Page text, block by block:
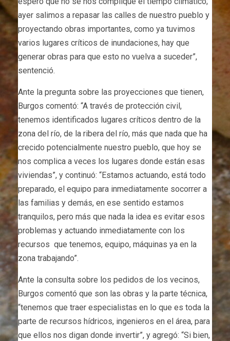
ayer salimos a repasar las calles de nuestro pueblo y
proyectando obras importantes, como ya tuvimos
varios lugares críticos de inundaciones, hay que
generar obras para que esto no vuelva a suceder”,
sentenció.
Ante la pregunta sobre las proyecciones que tienen,
Burgos comentó: “A través de protección civil,
tenemos identificados lugares críticos dentro de la
zona del río, de la ribera del río, más que nada que ha
crecido potencialmente nuestro pueblo, que hoy se
nos complica a veces los lugares donde están esas
viviendas”, y continuó: “Estamos actuando, está todo
preparado, el equipo para inmediatamente socorrer a
las familias y demás, en ese sentido estamos
tranquilos, pero más que nada la idea es evitar esos
problemas y actuando inmediatamente con los
recursos que tenemos, equipo, máquinas ya en la
zona trabajando”.
Ante la consulta sobre los pedidos de los vecinos,
Burgos comentó que son las obras y la parte técnica,
“tenemos que traer especialistas en lo que es toda la
parte de recursos hídricos, ingenieros en el área, para
que ellos nos digan donde invertir”, y agregó: “Si bien,